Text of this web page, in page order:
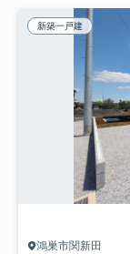
新築一戸建
鴻巣市関新田